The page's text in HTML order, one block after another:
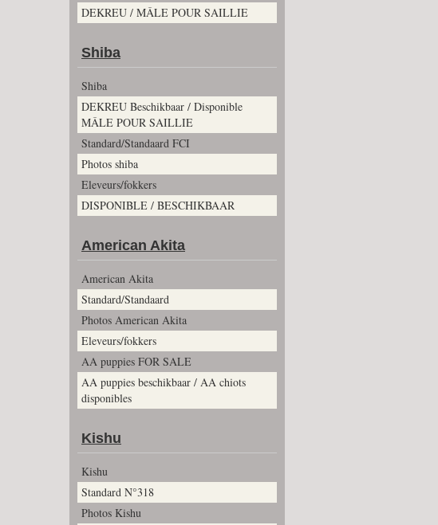
DEKREU / MÂLE POUR SAILLIE
Shiba
Shiba
DEKREU Beschikbaar / Disponible
MÂLE POUR SAILLIE
Standard/Standaard FCI
Photos shiba
Eleveurs/fokkers
DISPONIBLE / BESCHIKBAAR
American Akita
American Akita
Standard/Standaard
Photos American Akita
Eleveurs/fokkers
AA puppies FOR SALE
AA puppies beschikbaar / AA chiots
disponibles
Kishu
Kishu
Standard N°318
Photos Kishu